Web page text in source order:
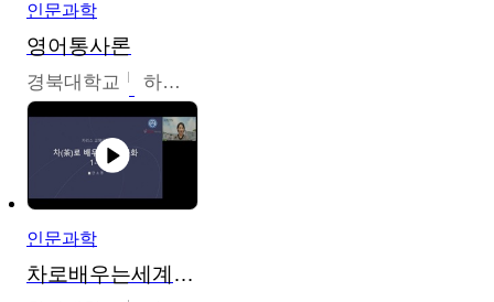
인문과학
영어통사론
경북대학교 하승완
인문과학
차로배우는세계문화